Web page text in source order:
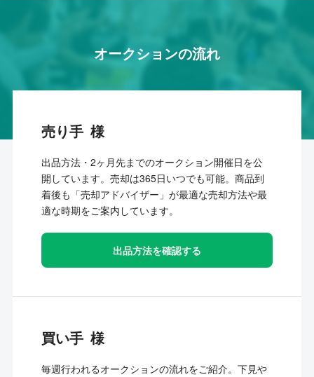
オークションの流れ
売り手
出品方法・2ヶ月先までのオークション開催日を公
開しています。売却は365日いつでも可能。商品到
着後も「売却アドバイザー」が最適な売却方法や最
適な時期をご案内しています。
出品方法を確認する
買い手
毎週行われるオークションの流れをご紹介。下見や